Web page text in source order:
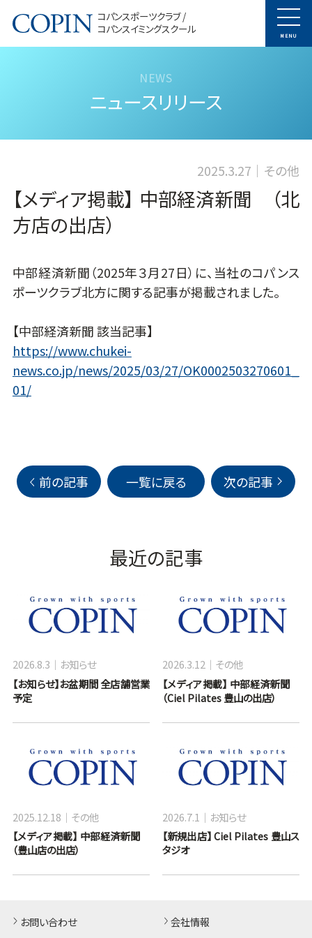
コパンスポーツクラブ /
コパンスイミングスクール
MENU
ニュースリリース
【メディア掲載】 中部経済新聞 （北
方店の出店）
2025.3.27 その他
中部経済新聞（2025年３月27日）に、当社のコパンス
ポーツクラブ北方に関する記事が掲載されました。
【中部経済新聞 該当記事】
https://www.chukei-
news.co.jp/news/2025/03/27/OK0002503270601_
01/
前の記事 一覧に戻る 次の記事
最近の記事
【お知らせ】お盆期間 全店舗営業
予定
2026.8.3
お知らせ
【メディア掲載】 中部経済新聞
（Ciel Pilates 豊山の出店）
2026.3.12 その他
【メディア掲載】 中部経済新聞
（豊山店の出店）
2025.12.18
その他
【新規出店】 Ciel Pilates 豊山ス
タジオ
2026.7.1 お知らせ
お問い合わせ
会社情報